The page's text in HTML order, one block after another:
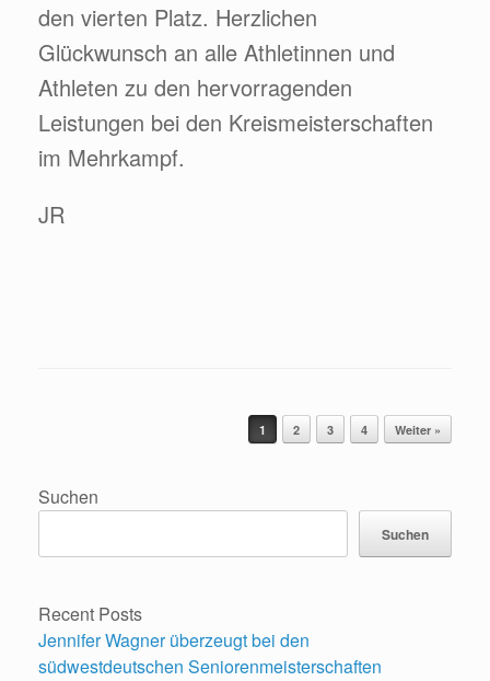
den vierten Platz. Herzlichen
Glückwunsch an alle Athletinnen und
Athleten zu den hervorragenden
Leistungen bei den Kreismeisterschaften
im Mehrkampf.
JR
1 2 3 4 Weiter »
Suchen
Suchen
Recent Posts
Jennifer Wagner überzeugt bei den
südwestdeutschen Seniorenmeisterschaften